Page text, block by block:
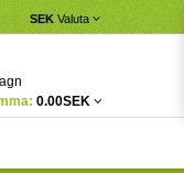
SEK Valuta
0.00SEK